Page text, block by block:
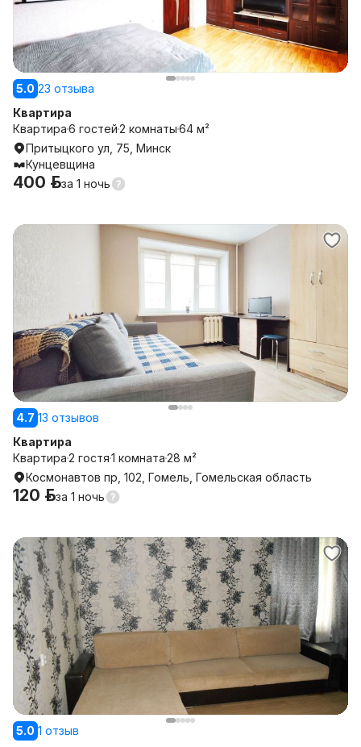
5.0 23 отзыва
Квартира
Квартира6 гостей2 комнаты64 м²
Притыцкого ул, 75, Минск
Кунцевщина
400 р.за 1 ночь
4.7 13 отзывов
Квартира
Квартира2 гостя1 комната28 м²
Космонавтов пр, 102, Гомель, Гомельская область
120 р.за 1 ночь
5.0 1 отзыв